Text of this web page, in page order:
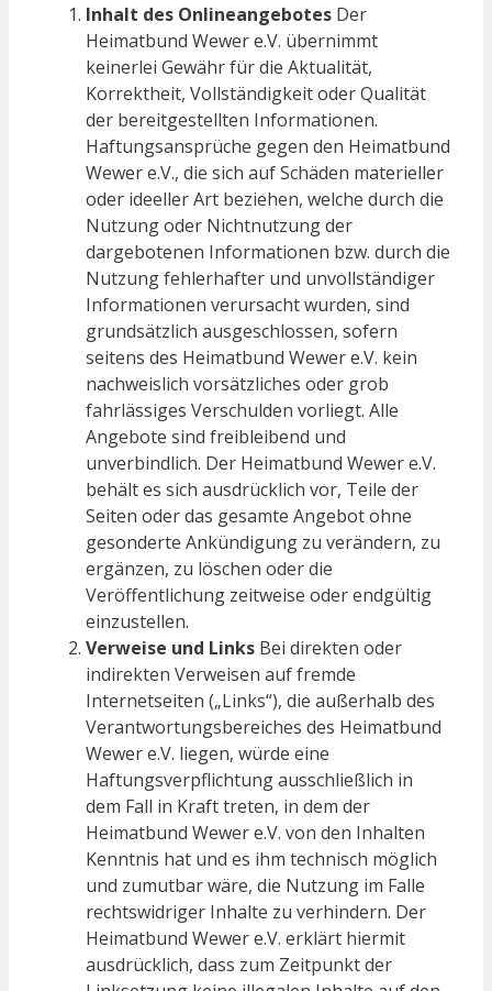
Inhalt des Onlineangebotes Der
Heimatbund Wewer e.V. übernimmt
keinerlei Gewähr für die Aktualität,
Korrektheit, Vollständigkeit oder Qualität
der bereitgestellten Informationen.
Haftungsansprüche gegen den Heimatbund
Wewer e.V., die sich auf Schäden materieller
oder ideeller Art beziehen, welche durch die
Nutzung oder Nichtnutzung der
dargebotenen Informationen bzw. durch die
Nutzung fehlerhafter und unvollständiger
Informationen verursacht wurden, sind
grundsätzlich ausgeschlossen, sofern
seitens des Heimatbund Wewer e.V. kein
nachweislich vorsätzliches oder grob
fahrlässiges Verschulden vorliegt. Alle
Angebote sind freibleibend und
unverbindlich. Der Heimatbund Wewer e.V.
behält es sich ausdrücklich vor, Teile der
Seiten oder das gesamte Angebot ohne
gesonderte Ankündigung zu verändern, zu
ergänzen, zu löschen oder die
Veröffentlichung zeitweise oder endgültig
einzustellen.
Verweise und Links Bei direkten oder
indirekten Verweisen auf fremde
Internetseiten („Links“), die außerhalb des
Verantwortungsbereiches des Heimatbund
Wewer e.V. liegen, würde eine
Haftungsverpflichtung ausschließlich in
dem Fall in Kraft treten, in dem der
Heimatbund Wewer e.V. von den Inhalten
Kenntnis hat und es ihm technisch möglich
und zumutbar wäre, die Nutzung im Falle
rechtswidriger Inhalte zu verhindern. Der
Heimatbund Wewer e.V. erklärt hiermit
ausdrücklich, dass zum Zeitpunkt der